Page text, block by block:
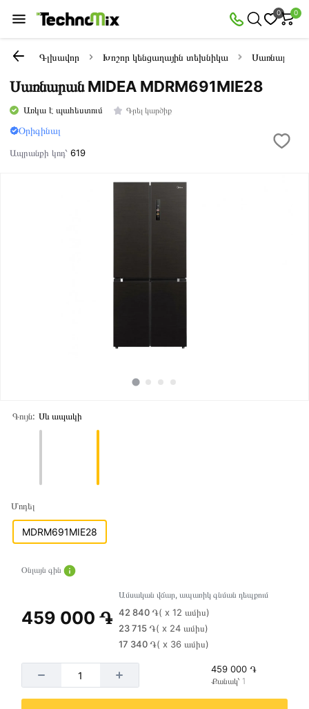
0 0
Գլխավոր Խոշոր կենցաղային տեխնիկա
Սառնարան MIDEA MDRM691MIE28
Առկա է պահեստում Գրել կարծիք
Օրիգինալ
Ապրանքի կոդ՝619
Գույն: Սև ապակի
Մոդել
MDRM691MIE28
Օնլայն գին
459 000 ֏
Ամսական վճար, ապառիկ գնման դեպքում
42 840 ֏( x 12 ամիս)
23 715 ֏( x 24 ամիս)
17 340 ֏( x 36 ամիս)
459 000 ֏
Քանակ՝ 1